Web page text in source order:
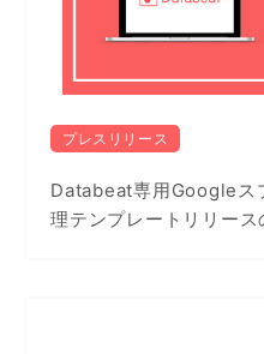
プレスリリース
Databeat専用Googleス
理テンプレートリリース